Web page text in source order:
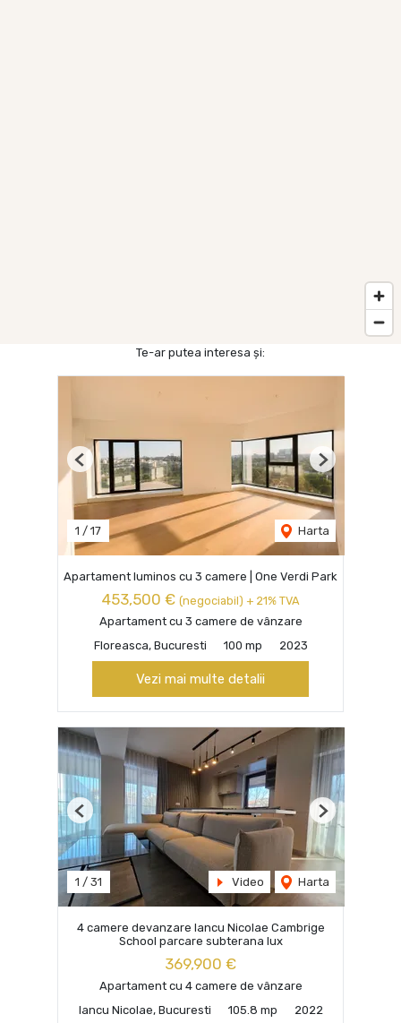
Te-ar putea interesa și:
1 / 17 Harta
Previous Next
Apartament luminos cu 3 camere | One Verdi Park
453,500 € (negociabil) + 21% TVA
Apartament cu 3 camere de vânzare
Floreasca, Bucuresti
100 mp 2023
Vezi mai multe detalii
1 / 31 Video Harta
Previous Next
4 camere devanzare Iancu Nicolae Cambrige
School parcare subterana lux
369,900 €
Apartament cu 4 camere de vânzare
Iancu Nicolae, Bucuresti
105.8 mp 2022